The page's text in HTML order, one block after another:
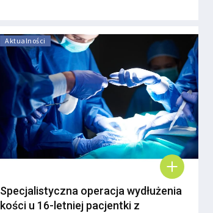
Aktualności
Specjalistyczna operacja wydłużenia
kości u 16-letniej pacjentki z